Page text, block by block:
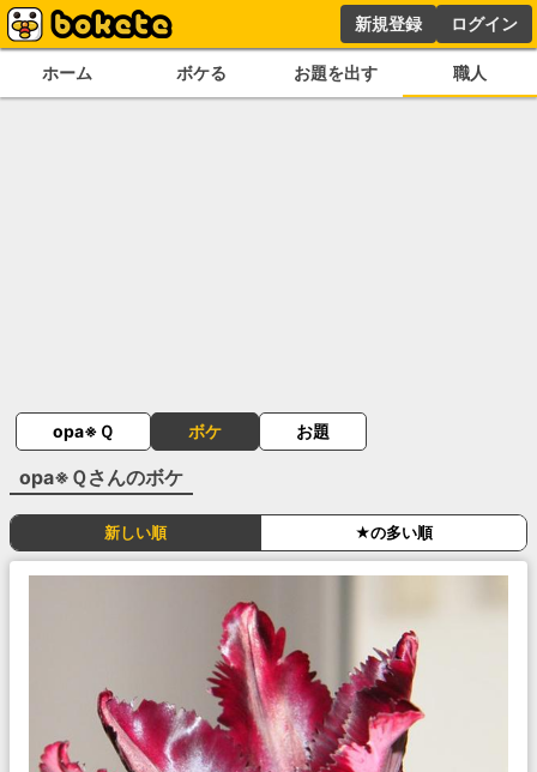
新規登録 ログイン
ホーム ボケる お題を出す 職人
opa※Ｑ ボケ お題
opa※Ｑさんのボケ
新しい順 ★の多い順